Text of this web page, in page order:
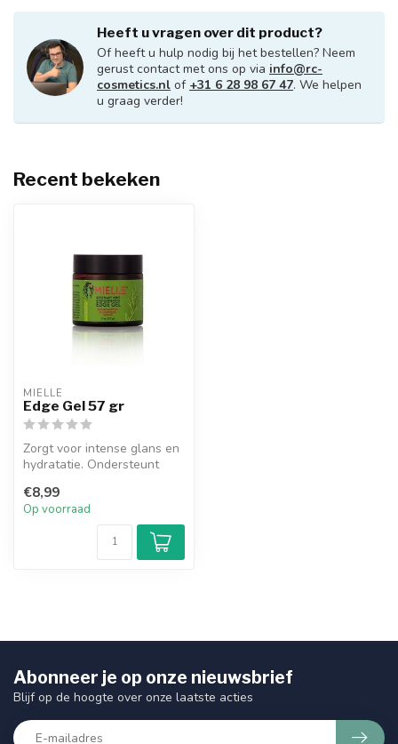
Heeft u vragen over dit product?
Of heeft u hulp nodig bij het bestellen? Neem
gerust contact met ons op via info@rc-
cosmetics.nl of +31 6 28 98 67 47. We helpen
u graag verder!
Recent bekeken
MIELLE
Edge Gel 57 gr
Zorgt voor intense glans en
hydratatie. Ondersteunt
m...
€8,99
Op voorraad
Abonneer je op onze nieuwsbrief
Blijf op de hoogte over onze laatste acties